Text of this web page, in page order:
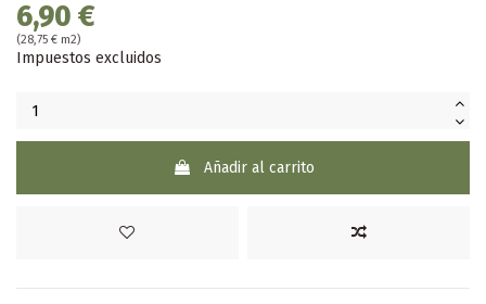
6,90 €
(28,75 € m2)
Impuestos excluidos
Añadir al carrito